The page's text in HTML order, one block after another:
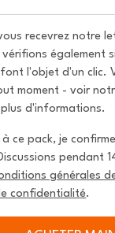
recevrez notre
également
l'objet d'un clic.
moment - voir
d'informations.
à ce pack, je
pendant
générales
confidentialité.